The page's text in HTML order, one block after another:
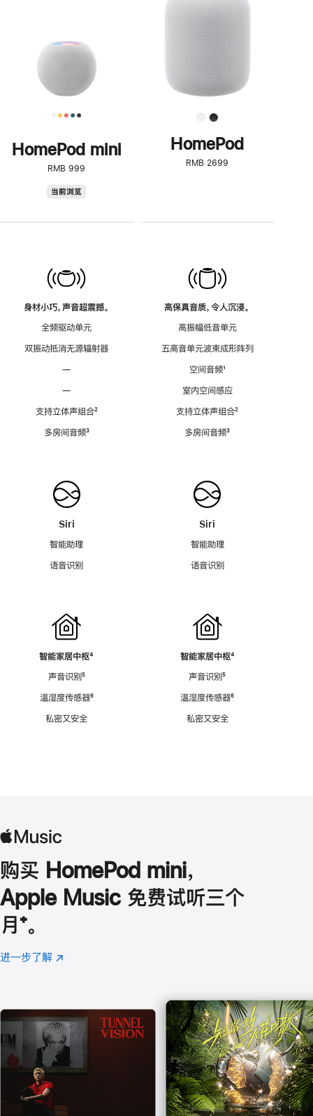
HomePod mini
RMB 999
当前浏览
身材小巧，声音超震撼。
全频驱动单元
双振动抵消无源辐射器
—
—
支持立体声组合脚
²
多房间音频脚
³
Siri
智能助理
语音识别
智能家居中枢脚
⁴
声音识别脚
⁵
温湿度传感器脚
⁶
私密又安全
了
解
HomePod<
HomePod
RMB 2699
高保真音质，令人沉浸。
高振幅低音单元
五高音单元波束成形阵列
空间音频脚
¹
室内空间感应
支持立体声组合脚
²
多房间音频脚
³
Siri
智能助理
语音识别
智能家居中枢脚
⁴
声音识别脚
⁵
温湿度传感器脚
⁶
私密又安全
购买 HomePod mini，
Apple Music 免费试听三个
月 脚
注
⁺。
进一步了解 Apple
(在
口
中
打
开)